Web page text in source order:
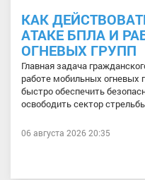
КАК
АТАКЕ БПЛА И
ОГНЕВЫХ ГРУПП
Главная задача
работе мобильных огневых
быстро обеспечить
освободить сектор
06 августа 2026 20:35